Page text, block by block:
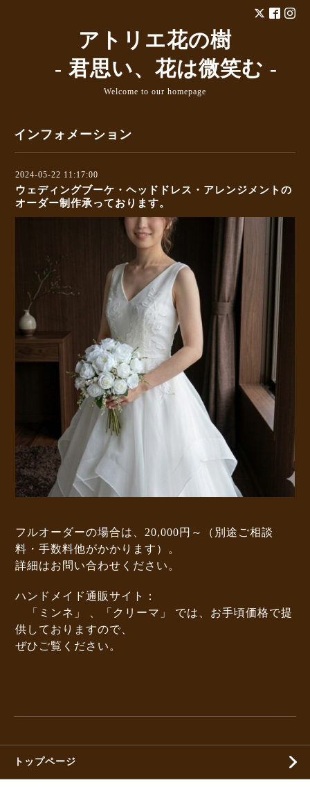
アトリエ花の樹
- 君思い、花は微笑む -
Welcome to our homepage
インフォメーション
2024-05-22 11:17:00
ウェディングブーケ・ヘッドドレス・アレンジメントの
オーダー制作承っております。
フルオーダーの場合は、20,000円～（別途ご相談
料・手数料他がかかります）。
詳細はお問い合わせください。
ハンドメイド通販サイト：
「ミンネ」
「クリーマ」
では、お手頃価格で提
供しておりますので、
ぜひご覧ください。
トップページ